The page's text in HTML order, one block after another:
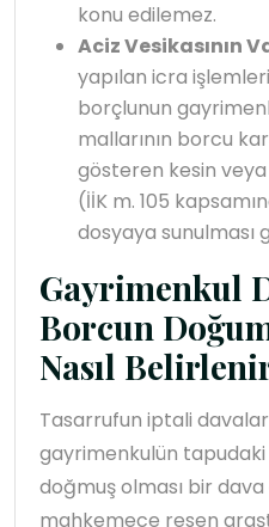
konu edilemez.
Aciz Vesikasının
yapılan icra
borçlunun
mallarının borcu
gösteren kesin
(İİK m. 105
dosyaya sunulması
Gayrimenkul
Borcun
Nasıl
Tasarrufun iptali
gayrimenkulün
doğmuş olması bir
mahkemece resen